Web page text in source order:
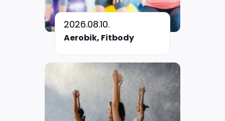
2026.08.10.
Aerobik, Fitbody